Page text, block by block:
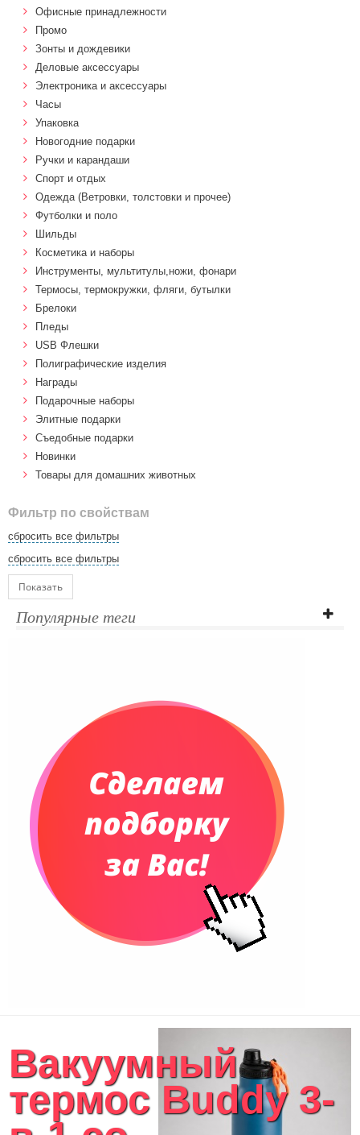
Офисные принадлежности
Промо
Зонты и дождевики
Деловые аксессуары
Электроника и аксессуары
Часы
Упаковка
Новогодние подарки
Ручки и карандаши
Спорт и отдых
Одежда (Ветровки, толстовки и прочее)
Футболки и поло
Шильды
Косметика и наборы
Инструменты, мультитулы,ножи, фонари
Термосы, термокружки, фляги, бутылки
Брелоки
Пледы
USB Флешки
Полиграфические изделия
Награды
Подарочные наборы
Элитные подарки
Cъедобные подарки
Новинки
Товары для домашних животных
Фильтр по свойствам
сбросить все фильтры
сбросить все фильтры
Показать
Популярные теги
Вакуумный
термос Buddy 3-